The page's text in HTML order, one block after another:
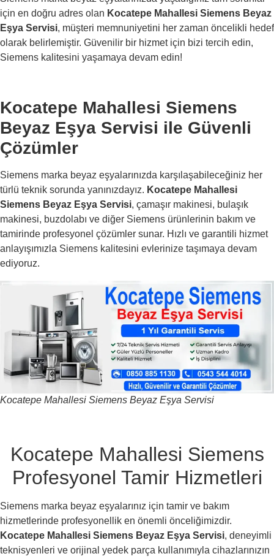
için en doğru adres olan Kocatepe Mahallesi Siemens Beyaz
Eşya Servisi, müşteri memnuniyetini her zaman öncelikli hedef
olarak belirlemiştir. Güvenilir bir hizmet için bizi tercih edin,
Siemens kalitesini yaşamaya devam edin!
Kocatepe Mahallesi Siemens
Beyaz Eşya Servisi ile Güvenli
Çözümler
Siemens marka beyaz eşyalarınızda karşılaşabileceğiniz her
türlü teknik sorunda yanınızdayız. Kocatepe Mahallesi
Siemens Beyaz Eşya Servisi, çamaşır makinesi, bulaşık
makinesi, buzdolabı ve diğer Siemens ürünlerinin bakım ve
tamirinde profesyonel çözümler sunar. Hızlı ve garantili hizmet
anlayışımızla Siemens kalitesini evlerinize taşımaya devam
ediyoruz.
Kocatepe Mahallesi Siemens Beyaz Eşya Servisi
Kocatepe Mahallesi Siemens
Profesyonel Tamir Hizmetleri
Siemens marka beyaz eşyalarınız için tamir ve bakım
hizmetlerinde profesyonellik en önemli önceliğimizdir.
Kocatepe Mahallesi Siemens Beyaz Eşya Servisi, deneyimli
teknisyenleri ve orijinal yedek parça kullanımıyla cihazlarınızın